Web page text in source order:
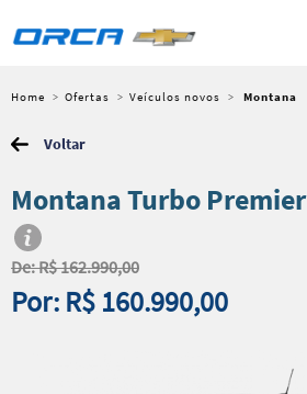
Home Ofertas Veículos novos Montana
Voltar
Montana Turbo Premier
De: R$ 162.990,00
Por: R$ 160.990,00